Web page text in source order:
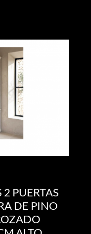
PUERTAS
DE PINO